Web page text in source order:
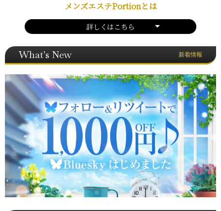
メンズエステPortionとは
詳しくはこちら
What's New 新着情報